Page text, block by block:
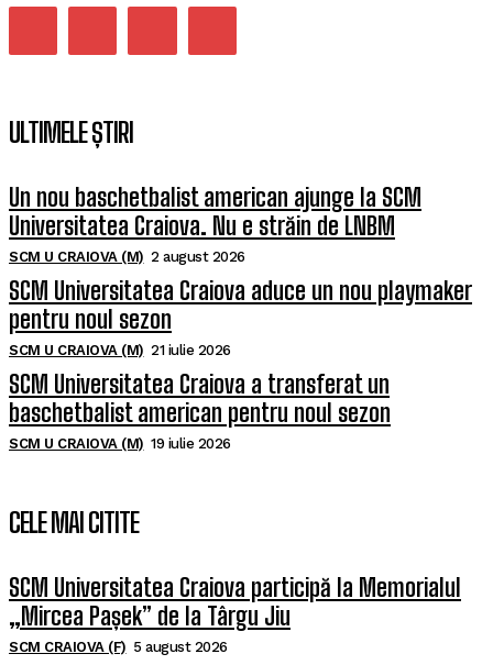
ULTIMELE ȘTIRI
Un nou baschetbalist american ajunge la SCM
Universitatea Craiova. Nu e străin de LNBM
SCM U CRAIOVA (M) 2 august 2026
SCM Universitatea Craiova aduce un nou playmaker
pentru noul sezon
SCM U CRAIOVA (M) 21 iulie 2026
SCM Universitatea Craiova a transferat un
baschetbalist american pentru noul sezon
SCM U CRAIOVA (M) 19 iulie 2026
CELE MAI CITITE
SCM Universitatea Craiova participă la Memorialul
„Mircea Pașek” de la Târgu Jiu
SCM CRAIOVA (F) 5 august 2026